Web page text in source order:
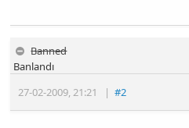
Banned
27-02-2009,21:21 |#2
Banlandı